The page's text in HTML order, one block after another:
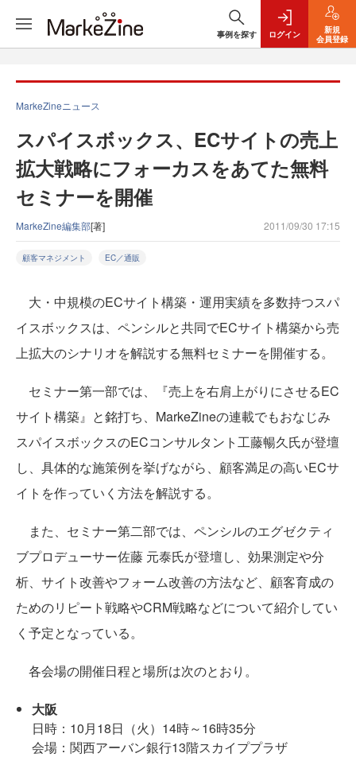
事例を探す ログイン
新規
会員登録
MarkeZineニュース
スパイスボックス、ECサイトの売上
拡大戦略にフォーカスをあてた無料
セミナーを開催
MarkeZine編集部[著] 2011/09/30 17:15
顧客マネジメント EC／通販
大・中規模のECサイト構築・運用実績を多数持つスパ
イスボックスは、ペンシルと共同でECサイト構築から売
上拡大のシナリオを解説する無料セミナーを開催する。
セミナー第一部では、『売上を右肩上がりにさせるEC
サイト構築』と銘打ち、MarkeZineの連載でもおなじみ
スパイスボックスのECコンサルタント工藤暢久氏が登壇
し、具体的な施策例を挙げながら、顧客満足の高いECサ
イトを作っていく方法を解説する。
また、セミナー第二部では、ペンシルのエグゼクティ
ブプロデューサー佐藤 元泰氏が登壇し、効果測定や分
析、サイト改善やフォーム改善の方法など、顧客育成の
ためのリピート戦略やCRM戦略などについて紹介してい
く予定となっている。
各会場の開催日程と場所は次のとおり。
大阪
日時：10月18日（火）14時～16時35分
会場：関西アーバン銀行13階スカイププラザ